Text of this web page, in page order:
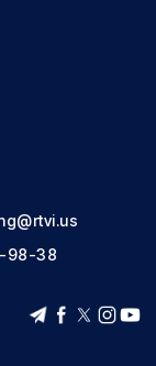
98-38